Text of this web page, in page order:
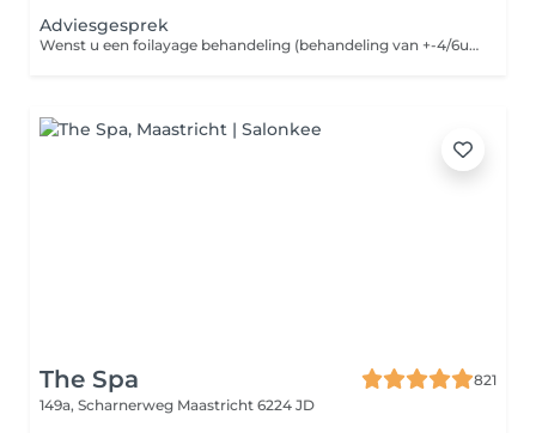
Adviesgesprek
Wenst u een foilayage behandeling (behandeling van +-4/6uur) of kleurcorrectie? Of bent u een nieuwe klant die graag wilt komen voor een kleuring/foilayage? Dan komt u best eerst langs zodat ik uw bestaande kleur en gezondheid van het haar kan analyseren. Zo kunnen wij zien wat er mogelijk is, welke kleuring of bijkomende techniek alsook verzorging noodzakelijk is om jouw gewenste resultaat te bekomen. in het kapsalon werken wij enkel met minerale kleuringen en planten kleuringen. Een kleurcorrectie kan zijn van zwart naar heel blond of naar asblond gaan. Dus, kom vooraf even bespreken wat je wenst en breng indien nodig foto's mee. Dan kijken we samen naar de mogelijkheden! *Deze dienst is eenmalig & enkel voor nieuwe klanten. Ik neem graag tijd voor jou! Liefs Sil.
The Spa
821
149a, Scharnerweg Maastricht 6224 JD